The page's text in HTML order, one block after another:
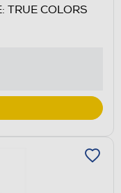
TRUE COLORS